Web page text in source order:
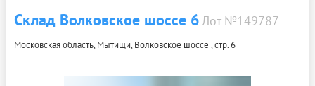
Склад Волковское шоссе 6Лот №149787
Московская область, Мытищи, Волковское шоссе , стр. 6